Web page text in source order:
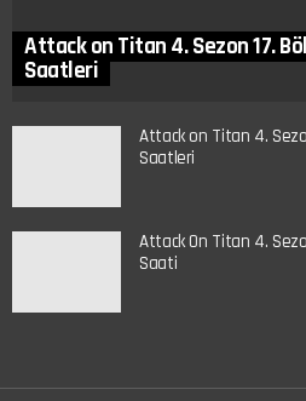
Attack on Titan 4. Sezon 17.
Saatleri
Attack on Titan 4.
Saatleri
Attack On Titan 4.
Saati